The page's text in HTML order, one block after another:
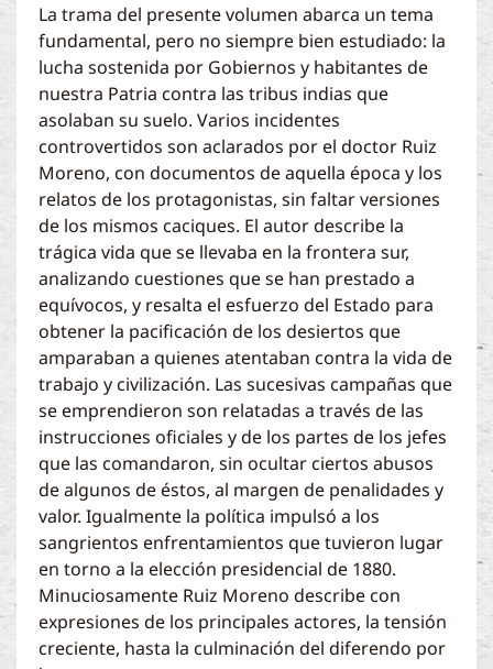
La trama del presente volumen abarca un tema
fundamental, pero no siempre bien estudiado: la
lucha sostenida por Gobiernos y habitantes de
nuestra Patria contra las tribus indias que
asolaban su suelo. Varios incidentes
controvertidos son aclarados por el doctor Ruiz
Moreno, con documentos de aquella época y los
relatos de los protagonistas, sin faltar versiones
de los mismos caciques. El autor describe la
trágica vida que se llevaba en la frontera sur,
analizando cuestiones que se han prestado a
equívocos, y resalta el esfuerzo del Estado para
obtener la pacificación de los desiertos que
amparaban a quienes atentaban contra la vida de
trabajo y civilización. Las sucesivas campañas que
se emprendieron son relatadas a través de las
instrucciones oficiales y de los partes de los jefes
que las comandaron, sin ocultar ciertos abusos
de algunos de éstos, al margen de penalidades y
valor. Igualmente la política impulsó a los
sangrientos enfrentamientos que tuvieron lugar
en torno a la elección presidencial de 1880.
Minuciosamente Ruiz Moreno describe con
expresiones de los principales actores, la tensión
creciente, hasta la culminación del diferendo por